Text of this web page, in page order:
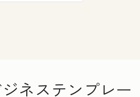
ネステンプレー